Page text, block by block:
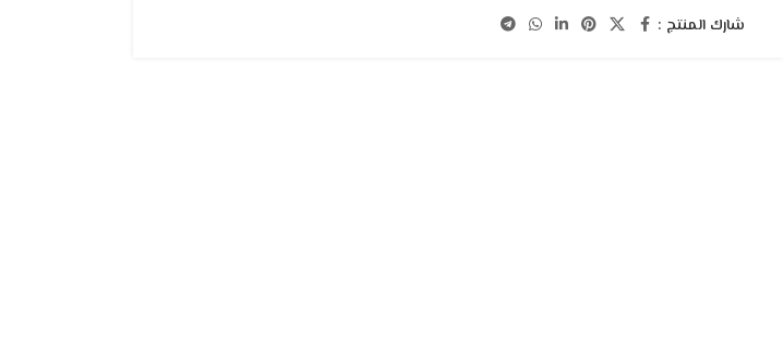
شارك المنتج :